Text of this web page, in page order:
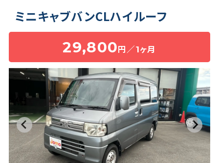
保険・補償
よくある質問
お問い合わせチャット
ご利用案内
ミニキャブバンCLハイルーフ
29,800円／1ヶ月